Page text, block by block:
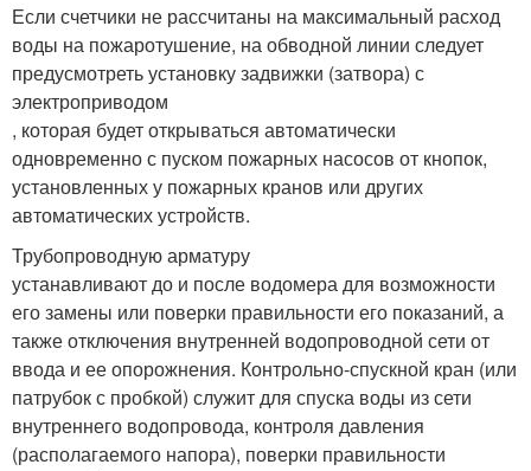
Если счетчики не рассчитаны на максимальный расход
воды на пожаротушение, на обводной линии следует
предусмотреть установку задвижки (затвора) с
электроприводом
, которая будет открываться автоматически
одновременно с пуском пожарных насосов от кнопок,
установленных у пожарных кранов или других
автоматических устройств.
Трубопроводную арматуру
устанавливают до и после водомера для возможности
его замены или поверки правильности его показаний, а
также отключения внутренней водопроводной сети от
ввода и ее опорожнения. Контрольно-спускной кран (или
патрубок с пробкой) служит для спуска воды из сети
внутреннего водопровода, контроля давления
(располагаемого напора), поверки правильности